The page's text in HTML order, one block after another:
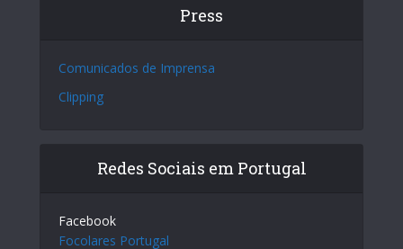
Press
Comunicados de Imprensa
Clipping
Redes Sociais em Portugal
Facebook
Focolares Portugal